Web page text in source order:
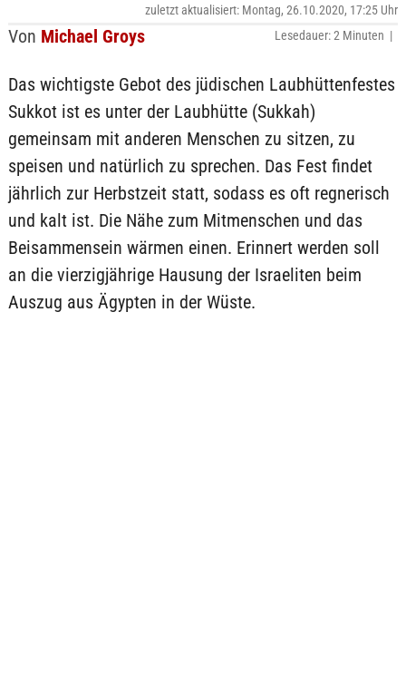
Von Michael Groys
zuletzt aktualisiert: Montag, 26.10.2020, 17:25 Uhr
Lesedauer: 2 Minuten |
Das wichtigste Gebot des jüdischen Laubhüttenfestes
Sukkot ist es unter der Laubhütte (Sukkah)
gemeinsam mit anderen Menschen zu sitzen, zu
speisen und natürlich zu sprechen. Das Fest findet
jährlich zur Herbstzeit statt, sodass es oft regnerisch
und kalt ist. Die Nähe zum Mitmenschen und das
Beisammensein wärmen einen. Erinnert werden soll
an die vierzigjährige Hausung der Israeliten beim
Auszug aus Ägypten in der Wüste.